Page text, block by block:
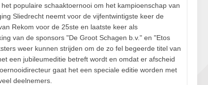
populaire schaaktoernooi om het kampioenschap van
Sliedrecht neemt voor de vijfentwintigste keer de
Rekom voor de 25ste en laatste keer als
van de sponsors "De Groot Schagen b.v." en "Etos
weer kunnen strijden om de zo fel begeerde titel van
een jubileumeditie betreft wordt en omdat er afscheid
gaat het een speciale editie worden met
deelnemers.